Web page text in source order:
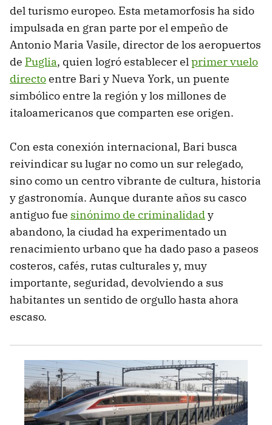
del turismo europeo. Esta metamorfosis ha sido
impulsada en gran parte por el empeño de
Antonio Maria Vasile, director de los aeropuertos
de Puglia, quien logró establecer elprimer vuelo
directoentre Bari y Nueva York, un puente
simbólico entre la región y los millones de
italoamericanos que comparten ese origen.
Con esta conexión internacional, Bari busca
reivindicar su lugar no como un sur relegado,
sino como un centro vibrante de cultura, historia
y gastronomía. Aunque durante años su casco
antiguo fue sinónimo de criminalidady
abandono, la ciudad ha experimentado un
renacimiento urbano que ha dado paso a paseos
costeros, cafés, rutas culturales y, muy
importante, seguridad, devolviendo a sus
habitantes un sentido de orgullo hasta ahora
escaso.